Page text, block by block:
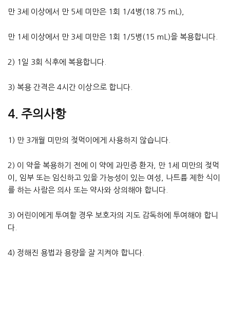
만 3세 이상에서 만 5세 미만은 1회 1/4병(18.75 mL),
만 1세 이상에서 만 3세 미만은 1회 1/5병(15 mL)을 복용합니다.
2) 1일 3회 식후에 복용합니다.
3) 복용 간격은 4시간 이상으로 합니다.
4. 주의사항
1) 만 3개월 미만의 젖먹이에게 사용하지 않습니다.
2) 이 약을 복용하기 전에 이 약에 과민증 환자, 만 1세 미만의 젖먹
이, 임부 또는 임신하고 있을 가능성이 있는 여성, 나트륨 제한 식이
를 하는 사람은 의사 또는 약사와 상의해야 합니다.
3) 어린이에게 투여할 경우 보호자의 지도 감독하에 투여해야 합니
다.
4) 정해진 용법과 용량을 잘 지켜야 합니다.